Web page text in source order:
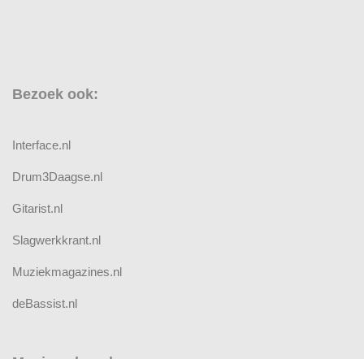
Bezoek ook:
Interface.nl
Drum3Daagse.nl
Gitarist.nl
Slagwerkkrant.nl
Muziekmagazines.nl
deBassist.nl